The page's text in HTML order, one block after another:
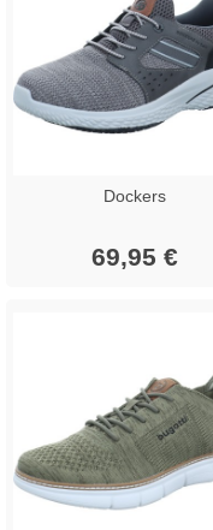
Dockers
69,95 €